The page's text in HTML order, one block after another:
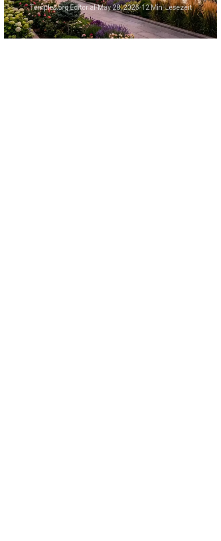
Temples.org Editorial•May 28, 2026•12 Min. Lesezeit